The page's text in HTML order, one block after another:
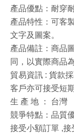
產品優點：耐穿
產品特性：可客
文字及圖案。
產品備註：商品
同，以實際商品為
貿易資訊 : 貨款
客戶亦可接受短
生 產 地 ： 台灣
競爭特點：品質
接受小額訂單 ,